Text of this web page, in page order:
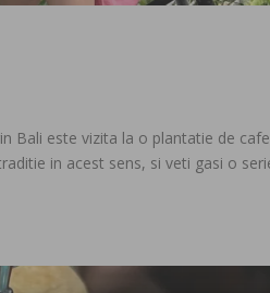
Bali este vizita la o plantatie de
in acest sens, si veti gasi o